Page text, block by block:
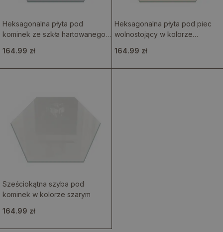
Heksagonalna płyta pod
kominek ze szkła hartowanego
164.99 zł
Heksagonalna płyta pod piec
wolnostojący w kolorze
164.99 zł
Sześciokątna szyba pod
kominek w kolorze szarym
164.99 zł